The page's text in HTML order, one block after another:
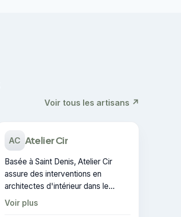
Voir tous les artisans ↗
AC Atelier Cir
Basée à Saint Denis, Atelier Cir
assure des interventions en
architectes d'intérieur dans le
secteur de Stains. Elle est certifiée
CERTIFIE, gage de conformité sur
Voir plus